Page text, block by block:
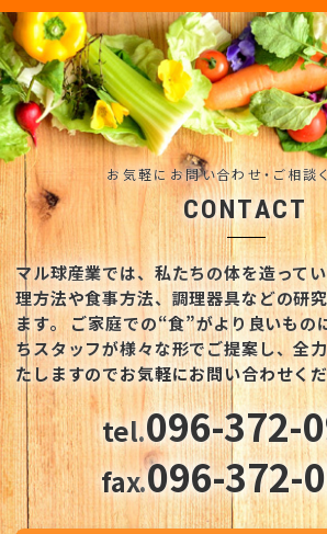
お気軽にお問い合わせ・ご相談
CONTACT
マル球産業では、私たちの体を造って
理方法や食事方法、調理器具などの研
ます。ご家庭での“食”がより良いもの
ちスタッフが様々な形でご提案し、全
たしますのでお気軽にお問い合わせく
tel.096-372-
fax.096-372-